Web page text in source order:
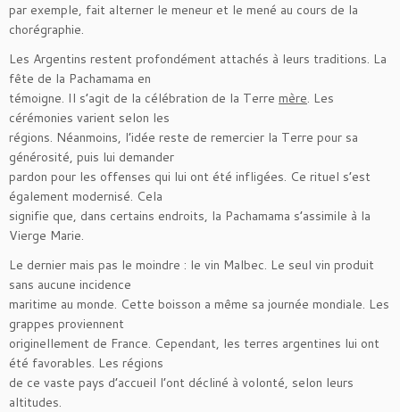
par exemple, fait alterner le meneur et le mené au cours de la
chorégraphie.
Les Argentins restent profondément attachés à leurs traditions. La
fête de la Pachamama en
témoigne. Il s’agit de la célébration de la Terre mère. Les
cérémonies varient selon les
régions. Néanmoins, l’idée reste de remercier la Terre pour sa
générosité, puis lui demander
pardon pour les offenses qui lui ont été infligées. Ce rituel s’est
également modernisé. Cela
signifie que, dans certains endroits, la Pachamama s’assimile à la
Vierge Marie.
Le dernier mais pas le moindre : le vin Malbec. Le seul vin produit
sans aucune incidence
maritime au monde. Cette boisson a même sa journée mondiale. Les
grappes proviennent
originellement de France. Cependant, les terres argentines lui ont
été favorables. Les régions
de ce vaste pays d’accueil l’ont décliné à volonté, selon leurs
altitudes.